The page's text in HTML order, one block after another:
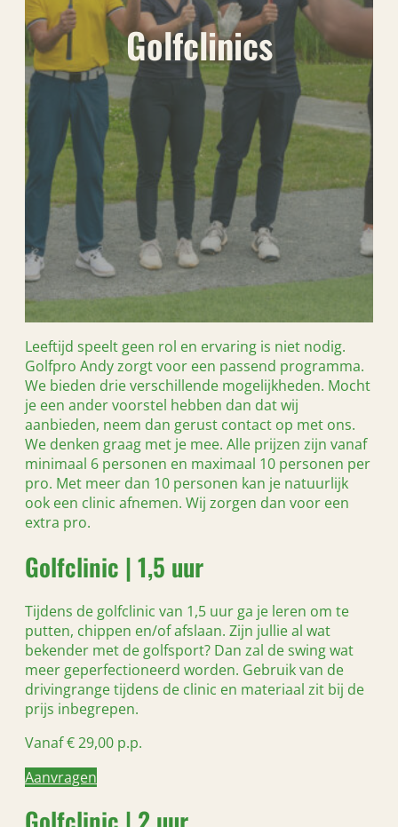
Golfclinics
Leeftijd speelt geen rol en ervaring is niet nodig.
Golfpro Andy zorgt voor een passend programma.
We bieden drie verschillende mogelijkheden. Mocht
je een ander voorstel hebben dan dat wij
aanbieden, neem dan gerust contact op met ons.
We denken graag met je mee. Alle prijzen zijn vanaf
minimaal 6 personen en maximaal 10 personen per
pro. Met meer dan 10 personen kan je natuurlijk
ook een clinic afnemen. Wij zorgen dan voor een
extra pro.
Golfclinic | 1,5 uur
Tijdens de golfclinic van 1,5 uur ga je leren om te
putten, chippen en/of afslaan. Zijn jullie al wat
bekender met de golfsport? Dan zal de swing wat
meer geperfectioneerd worden. Gebruik van de
drivingrange tijdens de clinic en materiaal zit bij de
prijs inbegrepen.
Vanaf € 29,00 p.p.
Aanvragen